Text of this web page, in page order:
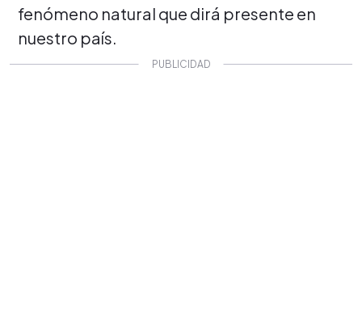
fenómeno natural que dirá presente en
nuestro país.